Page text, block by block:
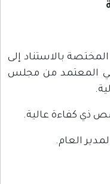
بالاستناد إلى
المعتمد من مجلس